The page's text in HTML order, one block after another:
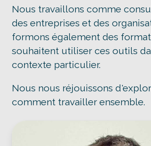
Nous travaillons comme
des entreprises et des
formons également des
souhaitent utiliser ces outils
contexte particulier.
Nous nous réjouissons
comment travailler ensemble.